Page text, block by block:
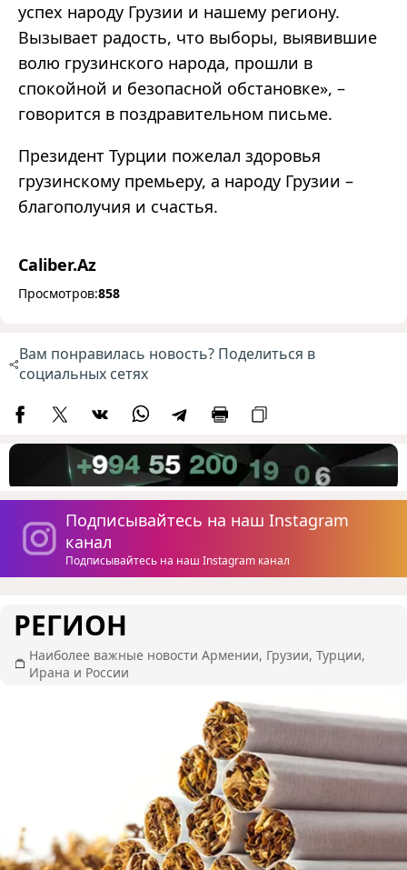
успех народу Грузии и нашему региону.
Вызывает радость, что выборы, выявившие
волю грузинского народа, прошли в
спокойной и безопасной обстановке», –
говорится в поздравительном письме.
Президент Турции пожелал здоровья
грузинскому премьеру, а народу Грузии –
благополучия и счастья.
Caliber.Az
Просмотров:858
Вам понравилась новость? Поделиться в
социальных сетях
Подписывайтесь на наш Instagram
канал
Подписывайтесь на наш Instagram канал
РЕГИОН
Наиболее важные новости Армении, Грузии, Турции,
Ирана и России